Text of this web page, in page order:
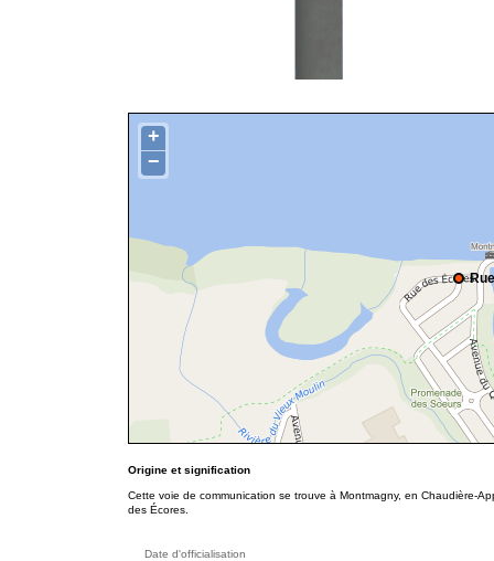
+
−
Origine et signification
Cette voie de communication se trouve à Montmagny, en Chaudière-
des Écores.
Date d'officialisation